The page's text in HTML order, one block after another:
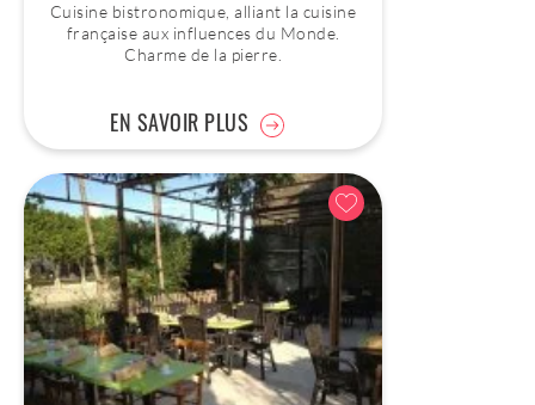
Cuisine bistronomique, alliant la cuisine
française aux influences du Monde.
Charme de la pierre.
EN SAVOIR PLUS